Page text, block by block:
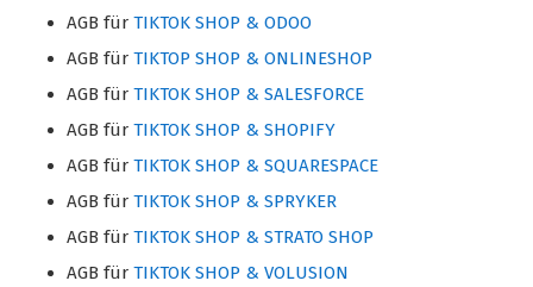
AGB für TIKTOK SHOP & ODOO
AGB für TIKTOP SHOP & ONLINESHOP
AGB für TIKTOK SHOP & SALESFORCE
AGB für TIKTOK SHOP & SHOPIFY
AGB für TIKTOK SHOP & SQUARESPACE
AGB für TIKTOK SHOP & SPRYKER
AGB für TIKTOK SHOP & STRATO SHOP
AGB für TIKTOK SHOP & VOLUSION